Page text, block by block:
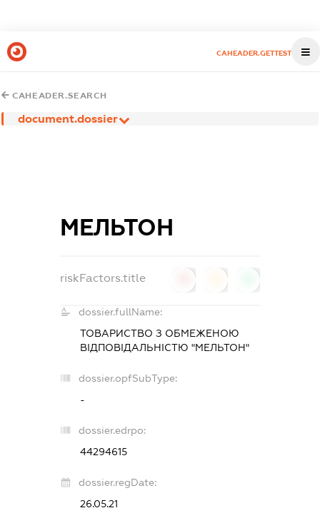
CAHEADER.GETTEST
CAHEADER.SEARCH
document.dossier
МЕЛЬТОН
riskFactors.title
dossier.fullName:
ТОВАРИСТВО З ОБМЕЖЕНОЮ
ВІДПОВІДАЛЬНІСТЮ "МЕЛЬТОН"
dossier.opfSubType:
-
dossier.edrpo:
44294615
dossier.regDate:
26.05.21